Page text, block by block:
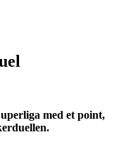
med et point,